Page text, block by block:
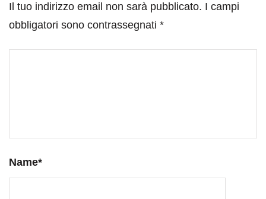
Il tuo indirizzo email non sarà pubblicato. I campi
obbligatori sono contrassegnati *
Name*